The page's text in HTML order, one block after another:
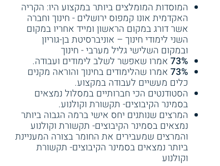
המוסדות המומלצים ביותר במקצוע היו: הקריה
האקדמית אונו קמפוס ירושלים - חינוך וחברה
אשר דורג במקום הראשון ומייד אחריו במקום
השני לימודי חינוך – אוניברסיטת בן-גוריון
ובמקום השלישי גליל מערבי - חינוך
73% אמרו שאפשר לשלב לימודים ועבודה.
73% אמרו שהלימודים בחינוך והוראה מקנים
כלים מעשיים לעבודה במקצוע.
הסטודנטים הכי חברותיים במסלול נמצאים
בסמינר הקיבוצים- תקשורת וקולנוע.
המרצים שנותנים יחס אישי ברמה הגבוה ביותר
נמצאים בסמינר הקיבוצים- תקשורת וקולנוע
והמרצים שמעבירים את החומר בצורה המעניינת
ביותר נמצאים בסמינר הקיבוצים- תקשורת
וקולנוע